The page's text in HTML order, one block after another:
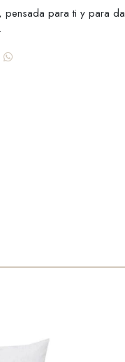
para ti y para